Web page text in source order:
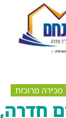
מכירה מרוכזת
חדרה,